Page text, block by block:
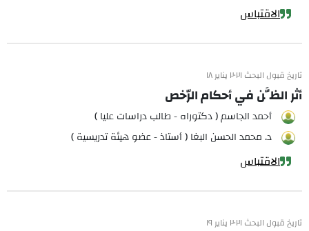
الاقتباس
تاريخ قبول البحث ٢٠٢١ يناير ١٨
أثر الظَّن في أحكام الرّخص
أحمد الجاسم ( دكتوراه - طالب دراسات عليا )
د. محمد الحسن البغا ( أستاذ - عضو هيئة تدريسية )
الاقتباس
تاريخ قبول البحث ٢٠٢١ يناير ١٩